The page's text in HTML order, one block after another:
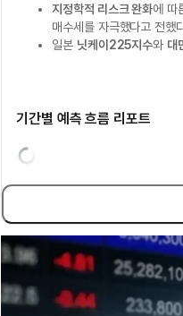
지정학적 리스크 완화에 따
매수세를 자극했다고 전했
일본 닛케이225지수와 대
기간별 예측 흐름 리포트